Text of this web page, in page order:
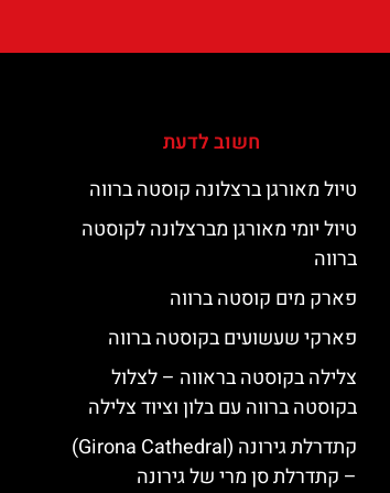
חשוב לדעת
טיול מאורגן ברצלונה קוסטה ברווה
טיול יומי מאורגן מברצלונה לקוסטה
ברווה
פארק מים קוסטה ברווה
פארקי שעשועים בקוסטה ברווה
צלילה בקוסטה בראווה – לצלול
בקוסטה ברווה עם בלון וציוד צלילה
קתדרלת גירונה (Girona Cathedral)
– קתדרלת סן מרי של גירונה